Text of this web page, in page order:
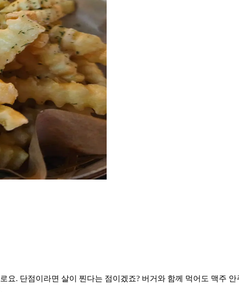
요. 단점이라면 살이 찐다는 점이겠죠? 버거와 함께 먹어도 맥주